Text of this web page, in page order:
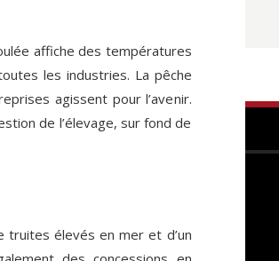
affiche des températures
les industries. La pêche
agissent pour l’avenir.
de l’élevage, sur fond de
élevés en mer et d’un